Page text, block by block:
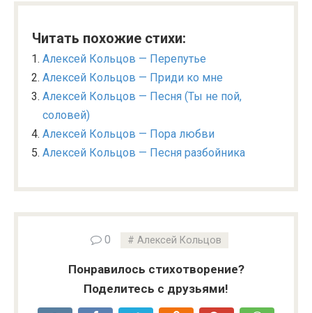
Читать похожие стихи:
Алексей Кольцов — Перепутье
Алексей Кольцов — Приди ко мне
Алексей Кольцов — Песня (Ты не пой,
соловей)
Алексей Кольцов — Пора любви
Алексей Кольцов — Песня разбойника
0 Алексей Кольцов
Понравилось стихотворение?
Поделитесь с друзьями!